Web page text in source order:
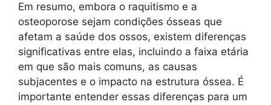
Em resumo, embora o raquitismo e a
osteoporose sejam condições ósseas que
afetam a saúde dos ossos, existem diferenças
significativas entre elas, incluindo a faixa etária
em que são mais comuns, as causas
subjacentes e o impacto na estrutura óssea. É
importante entender essas diferenças para um